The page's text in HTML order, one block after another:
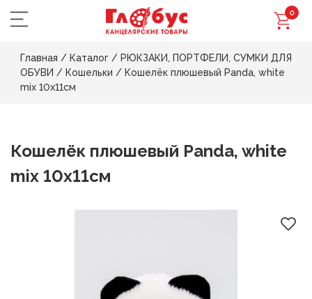
0
Главная / Каталог / РЮКЗАКИ, ПОРТФЕЛИ, СУМКИ ДЛЯ
ОБУВИ / Кошельки / Кошелёк плюшевый Panda, white
mix 10х11см
Кошелёк плюшевый Panda, white
mix 10х11см